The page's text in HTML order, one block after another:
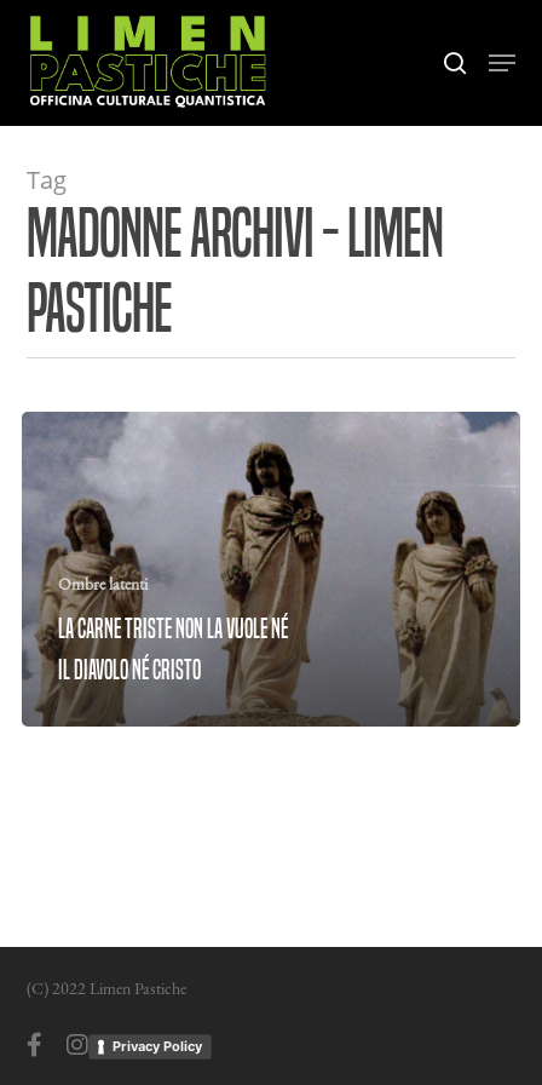
Skip
main
content
search
Menu
Tag
Madonne Archivi - Limen
Pastiche
Ombre latenti
La carne triste non la vuole né
il diavolo né Cristo
(C) 2022 Limen Pastiche
Privacy Policy
facebookinstagram